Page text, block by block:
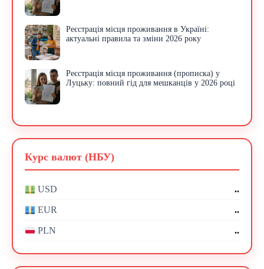
Реєстрація місця проживання в Україні:
актуальні правила та зміни 2026 року
Реєстрація місця проживання (прописка) у
Луцьку: повний гід для мешканців у 2026 році
Курс валют (НБУ)
USD ..
EUR ..
PLN ..